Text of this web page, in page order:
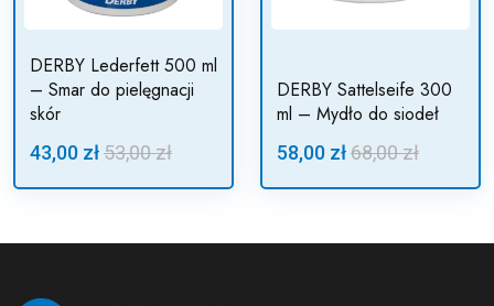
DERBY Lederfett 500 ml
– Smar do pielęgnacji
skór
43,00 zł53,00 zł
DERBY Sattelseife 300
ml – Mydło do siodeł
58,00 zł68,00 zł